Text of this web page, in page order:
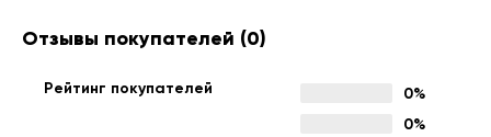
Отзывы покупателей (0)
Рейтинг покупателей
0%
0%